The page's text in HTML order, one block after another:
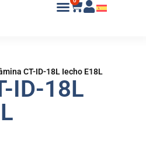
CT-ID-18L Iecho E18L
ID-18L